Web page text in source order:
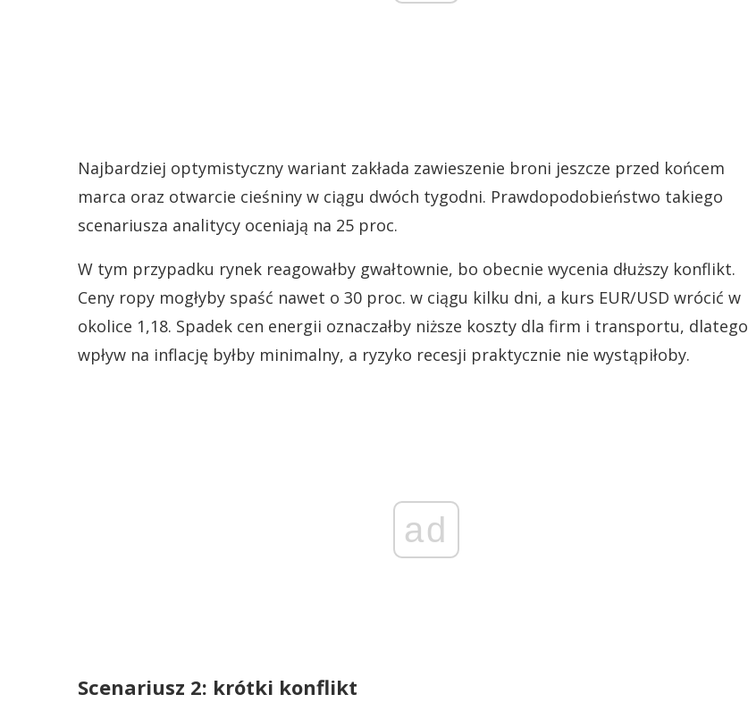
Najbardziej optymistyczny wariant zakłada zawieszenie broni jeszcze przed końcem
marca oraz otwarcie cieśniny w ciągu dwóch tygodni. Prawdopodobieństwo takiego
scenariusza analitycy oceniają na 25 proc.
W tym przypadku rynek reagowałby gwałtownie, bo obecnie wycenia dłuższy konflikt.
Ceny ropy mogłyby spaść nawet o 30 proc. w ciągu kilku dni, a kurs EUR/USD wrócić w
okolice 1,18. Spadek cen energii oznaczałby niższe koszty dla firm i transportu, dlatego
wpływ na inflację byłby minimalny, a ryzyko recesji praktycznie nie wystąpiłoby.
ad
Scenariusz 2: krótki konflikt